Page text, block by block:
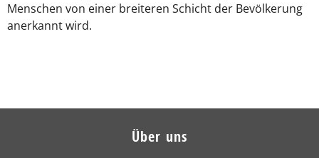
Menschen von einer breiteren Schicht der Bevölkerung
anerkannt wird.
Über uns